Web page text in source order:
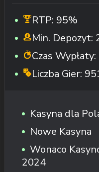
RTP: 95%
Min. Depozyt:
Czas Wypłaty:
Liczba Gier:
Kasyna dla
Nowe Kasyna
Wonaco
2024